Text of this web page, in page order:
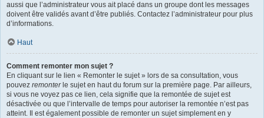
aussi que l’administrateur vous ait placé dans un groupe dont les messages
doivent être validés avant d’être publiés. Contactez l’administrateur pour plus
d’informations.
Haut
Comment remonter mon sujet ?
En cliquant sur le lien « Remonter le sujet » lors de sa consultation, vous
pouvez remonterle sujet en haut du forum sur la première page. Par ailleurs,
si vous ne voyez pas ce lien, cela signifie que la remontée de sujet est
désactivée ou que l’intervalle de temps pour autoriser la remontée n’est pas
atteint. Il est également possible de remonter un sujet simplement en y